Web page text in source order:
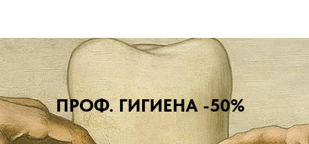
ПРОФ. ГИГИЕНА -50%